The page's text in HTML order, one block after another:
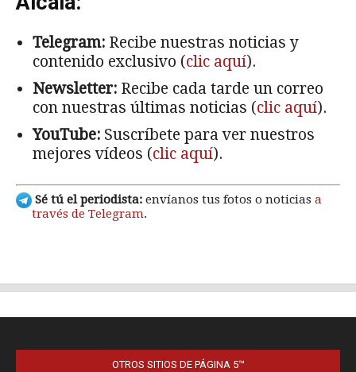
OTROS SITIOS DE PÁGINA 5™